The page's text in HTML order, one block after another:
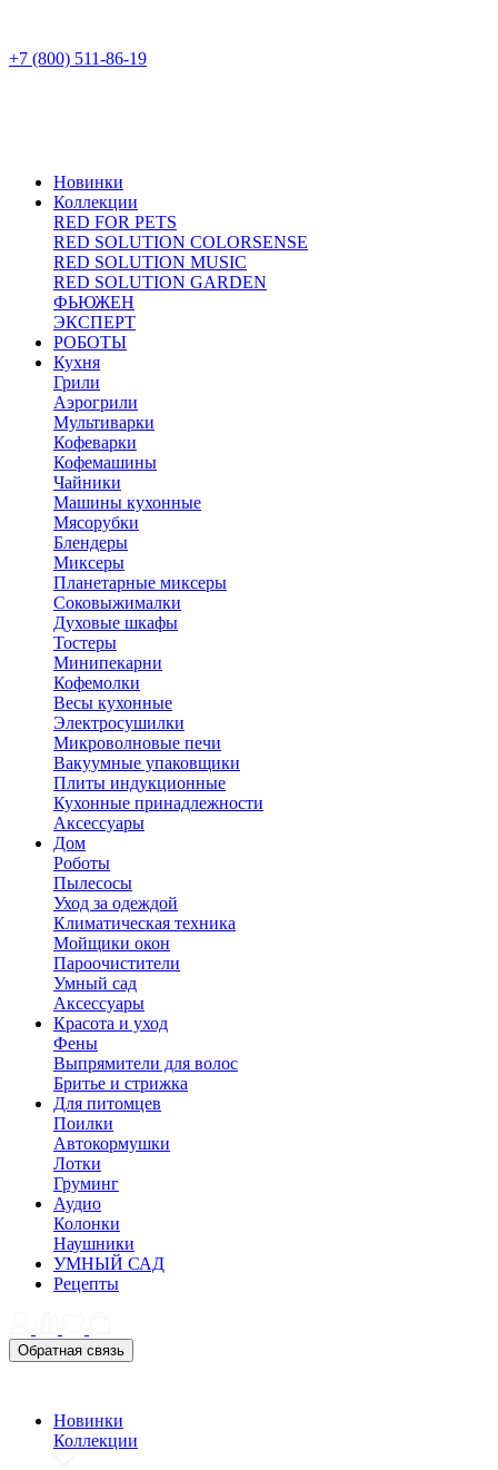
+7 (800) 511-86-19
Новинки
Коллекции
RED FOR PETS
RED SOLUTION COLORSENSE
RED SOLUTION MUSIC
RED SOLUTION GARDEN
ФЬЮЖЕН
ЭКСПЕРТ
РОБОТЫ
Кухня
Грили
Аэрогрили
Мультиварки
Кофеварки
Кофемашины
Чайники
Машины кухонные
Мясорубки
Блендеры
Миксеры
Планетарные миксеры
Соковыжималки
Духовые шкафы
Тостеры
Минипекарни
Кофемолки
Весы кухонные
Электросушилки
Микроволновые печи
Вакуумные упаковщики
Плиты индукционные
Кухонные принадлежности
Аксессуары
Дом
Роботы
Пылесосы
Уход за одеждой
Климатическая техника
Мойщики окон
Пароочистители
Умный сад
Аксессуары
Красота и уход
Фены
Выпрямители для волос
Бритье и стрижка
Для питомцев
Поилки
Автокормушки
Лотки
Груминг
Аудио
Колонки
Наушники
УМНЫЙ САД
Рецепты
Обратная связь
Новинки
Коллекции